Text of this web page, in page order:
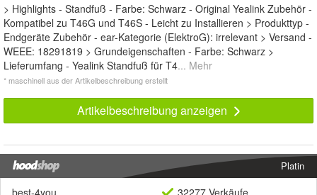
> Highlights - Standfuß - Farbe: Schwarz - Original Yealink Zubehör -
Kompatibel zu T46G und T46S - Leicht zu Installieren > Produkttyp -
Endgeräte Zubehör - ear-Kategorie (ElektroG): irrelevant > Versand -
WEEE: 18291819 > Grundeigenschaften - Farbe: Schwarz >
Lieferumfang - Yealink Standfuß für T4... Mehr
* maschinell aus der Artikelbeschreibung erstellt
Artikelbeschreibung anzeigen
Platin
best-4you
32277 Verkäufe